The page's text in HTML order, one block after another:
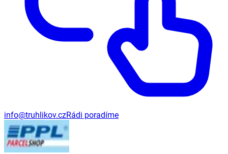
info@truhlikov.czRádi poradíme